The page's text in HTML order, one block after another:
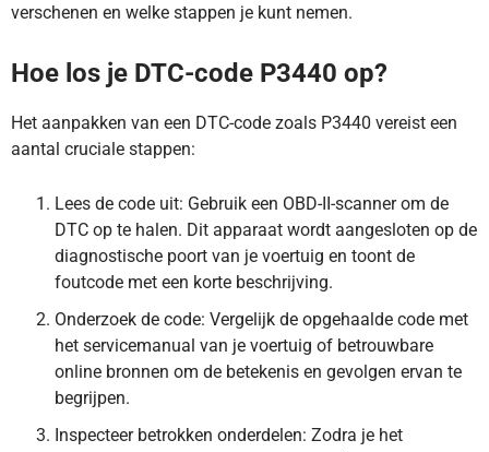
verschenen en welke stappen je kunt nemen.
Hoe los je DTC-code P3440 op?
Het aanpakken van een DTC-code zoals P3440 vereist een
aantal cruciale stappen:
Lees de code uit: Gebruik een OBD-II-scanner om de
DTC op te halen. Dit apparaat wordt aangesloten op de
diagnostische poort van je voertuig en toont de
foutcode met een korte beschrijving.
Onderzoek de code: Vergelijk de opgehaalde code met
het servicemanual van je voertuig of betrouwbare
online bronnen om de betekenis en gevolgen ervan te
begrijpen.
Inspecteer betrokken onderdelen: Zodra je het